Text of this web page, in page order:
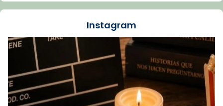
🔗tinyurl.com/cvu5jmbk
Foto
View on Facebook Share
Arquebisbat de Barcelonais at Catedral
de Barcelona.
1 week ago
Instagram